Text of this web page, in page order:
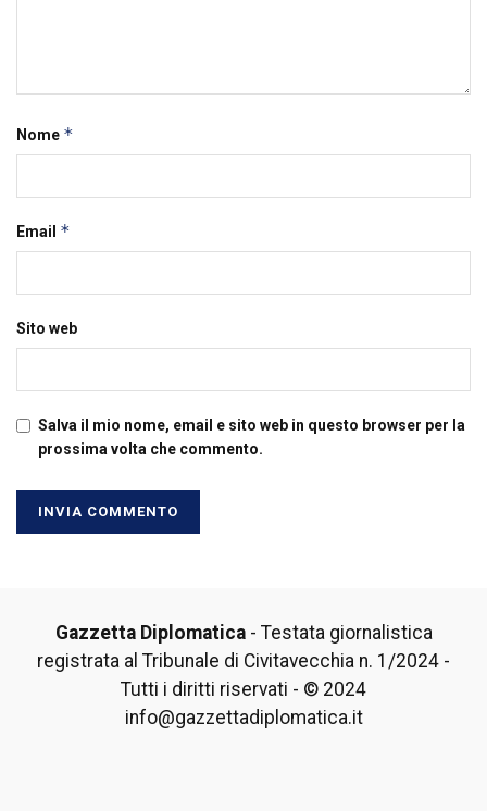
Nome *
Email *
Sito web
Salva il mio nome, email e sito web in questo browser per la
prossima volta che commento.
Gazzetta Diplomatica- Testata giornalistica
registrata al Tribunale di Civitavecchia n. 1/2024 -
Tutti i diritti riservati - © 2024
info@gazzettadiplomatica.it